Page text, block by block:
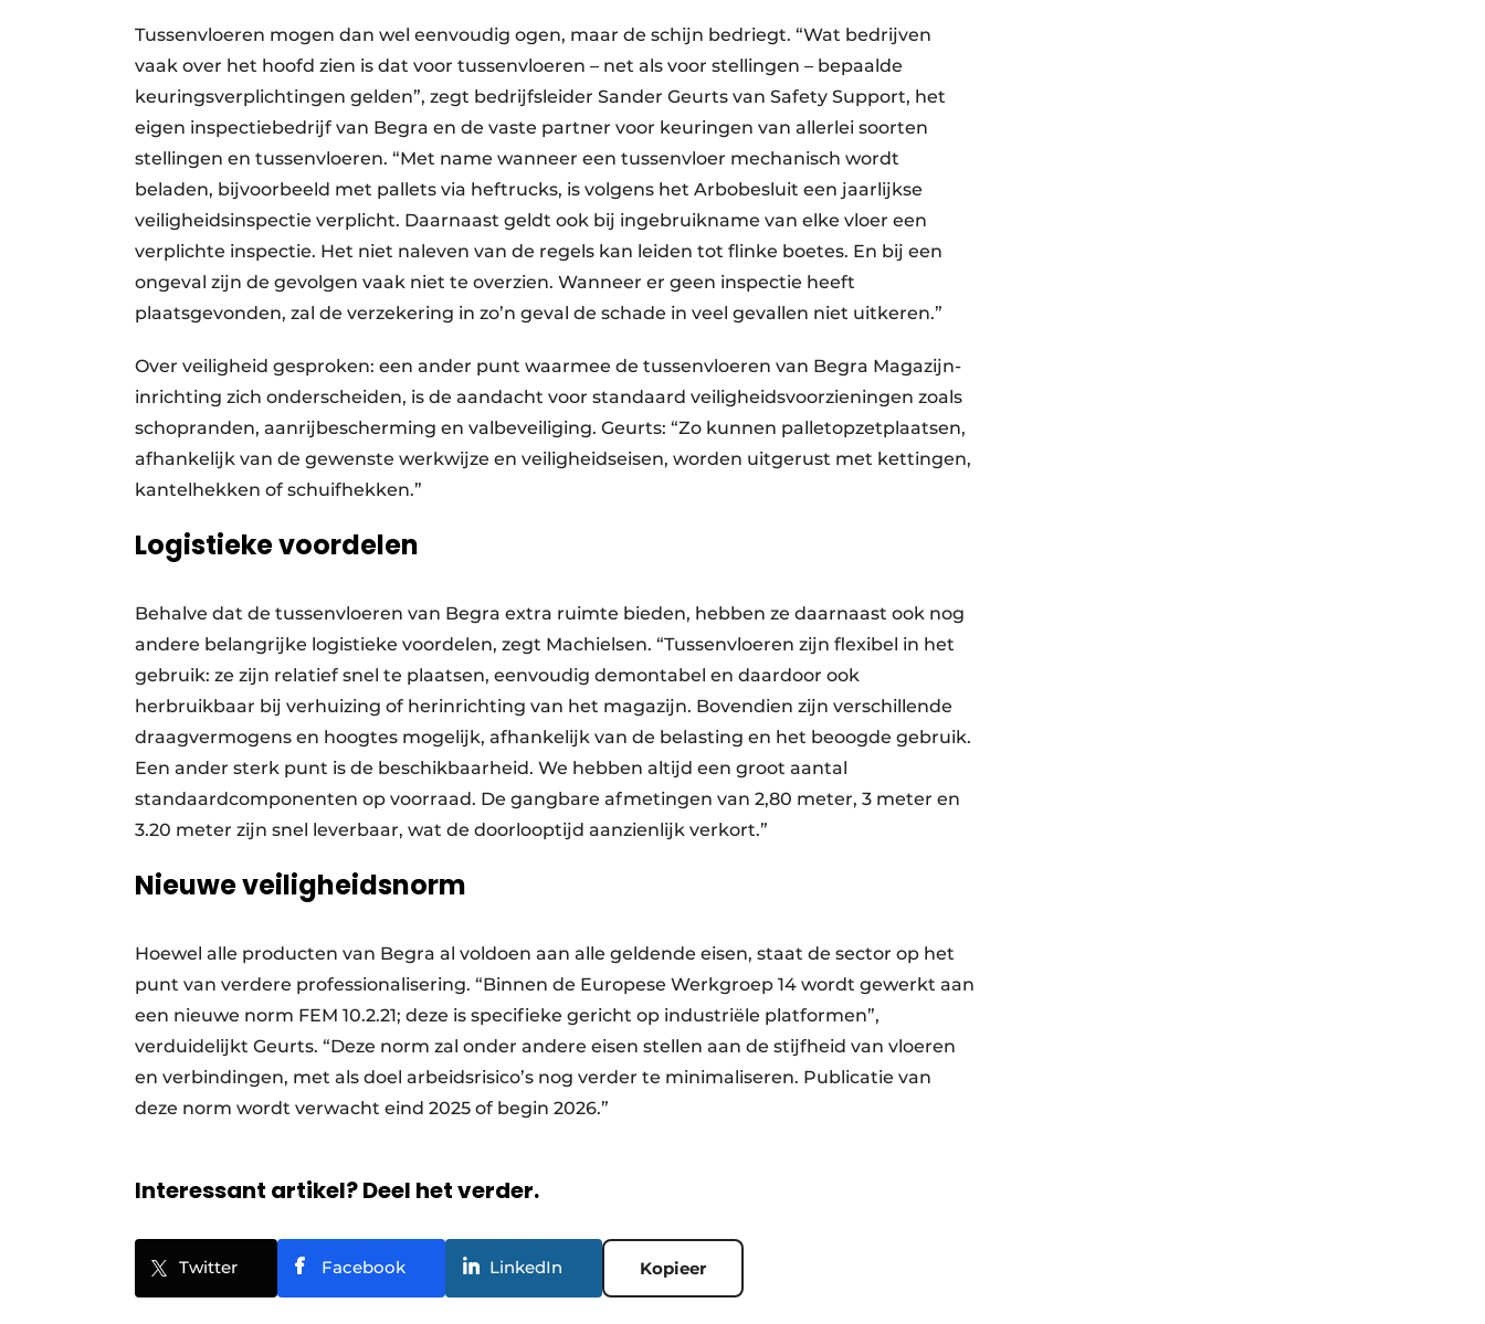
Tussenvloeren mogen dan wel eenvoudig ogen, maar de schijn bedriegt. “Wat bedrijven
vaak over het hoofd zien is dat voor tussenvloeren – net als voor stellingen – bepaalde
keuringsverplichtingen gelden”, zegt bedrijfsleider Sander Geurts van Safety Support, het
eigen inspectiebedrijf van Begra en de vaste partner voor keuringen van allerlei soorten
stellingen en tussenvloeren. “Met name wanneer een tussenvloer mechanisch wordt
beladen, bijvoorbeeld met pallets via heftrucks, is volgens het Arbobesluit een jaarlijkse
veiligheidsinspectie verplicht. Daarnaast geldt ook bij ingebruikname van elke vloer een
verplichte inspectie. Het niet naleven van de regels kan leiden tot flinke boetes. En bij een
ongeval zijn de gevolgen vaak niet te overzien. Wanneer er geen inspectie heeft
plaatsgevonden, zal de verzekering in zo’n geval de schade in veel gevallen niet uitkeren.”
Over veiligheid gesproken: een ander punt waar­mee de tussenvloeren van Begra Magazijn­
inrichting zich onderscheiden, is de aandacht voor standaard veiligheids­v­oor­zieningen zoals
schopranden, aanrij­bescherming en val­beveiliging. Geurts: “Zo kunnen pallet­opzetplaatsen,
afhankelijk van de gewenste werkwijze en veiligheidseisen, worden uitgerust met kettingen,
kantelhekken of schuifhekken.”
Logistieke voordelen
Behalve dat de tussenvloeren van Begra extra ruimte bieden, hebben ze daarnaast ook nog
andere belangrijke logistieke voordelen, zegt Machielsen. “Tussenvloeren zijn flexibel in het
gebruik: ze zijn relatief snel te plaatsen, eenvoudig demontabel en daardoor ook
herbruikbaar bij verhuizing of herinrichting van het magazijn. Bovendien zijn verschillende
draagvermogens en hoogtes mogelijk, afhankelijk van de belasting en het beoogde gebruik.
Een ander sterk punt is de beschikbaarheid. We hebben altijd een groot aantal
standaardcomponenten op voorraad. De gangbare afmetingen van 2,80 meter, 3 meter en
3.20 meter zijn snel leverbaar, wat de doorlooptijd aanzienlijk verkort.”
Nieuwe veiligheidsnorm
Hoewel alle producten van Begra al voldoen aan alle geldende eisen, staat de sector op het
punt van verdere professionalisering. “Binnen de Europese Werkgroep 14 wordt gewerkt aan
een nieuwe norm FEM 10.2.21; deze is specifieke gericht op industriële platformen”,
verduidelijkt Geurts. “Deze norm zal onder andere eisen stellen aan de stijfheid van vloeren
en verbindingen, met als doel arbeidsrisico’s nog verder te minimaliseren. Publicatie van
deze norm wordt verwacht eind 2025 of begin 2026.”
Interessant artikel? Deel het verder.
Twitter Facebook LinkedIn Kopieer